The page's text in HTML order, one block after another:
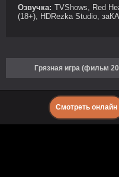
Озвучка: TVShows, Red
(18+), HDRezka Studio,
Грязная игра (фильм
Смотреть онлайн